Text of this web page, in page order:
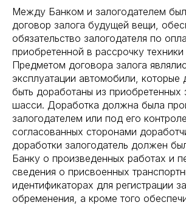
Между Банком и залогодателем
договор залога будущей вещи,
обязательство залогодателя по
приобретенной в рассрочку
Предметом договора залога
эксплуатации автомобили,
быть доработаны из приобретенных
шасси. Доработка должна была
залогодателем или под его
согласованных сторонами
доработки залогодатель должен
Банку о произведенных работах и
сведения о присвоенных
идентификаторах для регистрации
обременения, а кроме того